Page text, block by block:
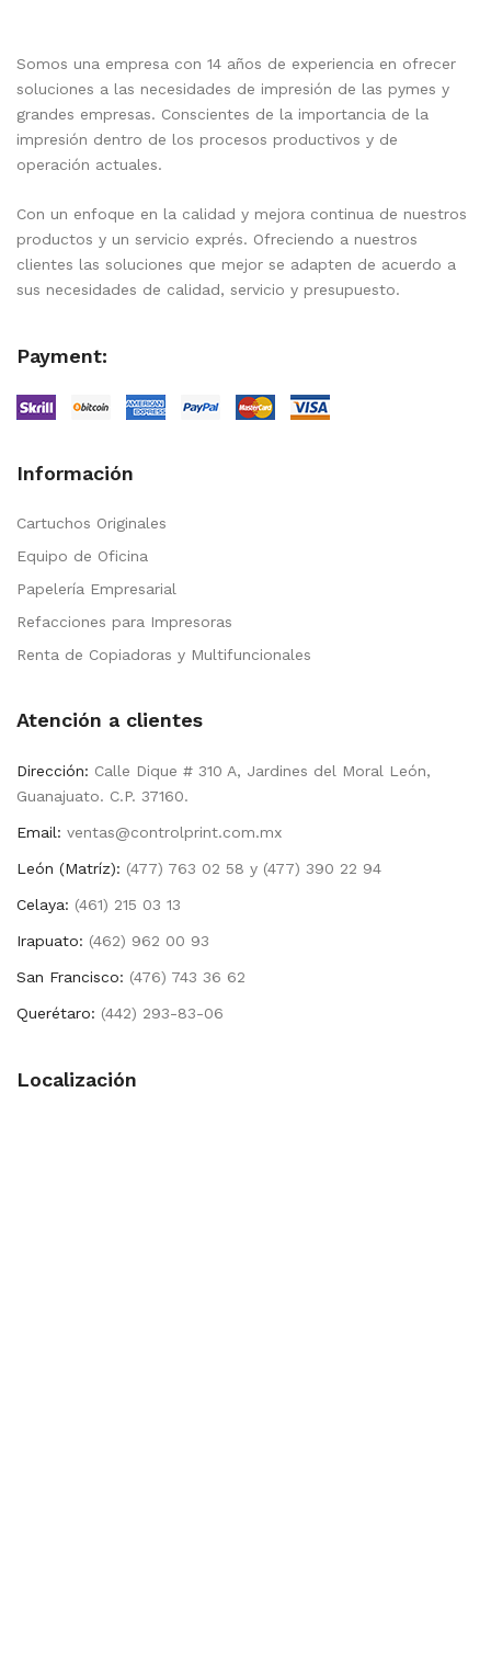
Somos una empresa con 14 años de experiencia en ofrecer
soluciones a las necesidades de impresión de las pymes y
grandes empresas. Conscientes de la importancia de la
impresión dentro de los procesos productivos y de
operación actuales.
Con un enfoque en la calidad y mejora continua de nuestros
productos y un servicio exprés. Ofreciendo a nuestros
clientes las soluciones que mejor se adapten de acuerdo a
sus necesidades de calidad, servicio y presupuesto.
Payment:
Información
Cartuchos Originales
Equipo de Oficina
Papelería Empresarial
Refacciones para Impresoras
Renta de Copiadoras y Multifuncionales
Atención a clientes
Dirección: Calle Dique # 310 A, Jardines del Moral León,
Guanajuato. C.P. 37160.
Email: ventas@controlprint.com.mx
León (Matríz): (477) 763 02 58 y (477) 390 22 94
Celaya: (461) 215 03 13
Irapuato: (462) 962 00 93
San Francisco: (476) 743 36 62
Querétaro: (442) 293-83-06
Localización